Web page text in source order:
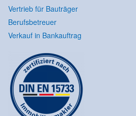
Vertrieb für Bauträger
Berufsbetreuer
Verkauf in Bankauftrag